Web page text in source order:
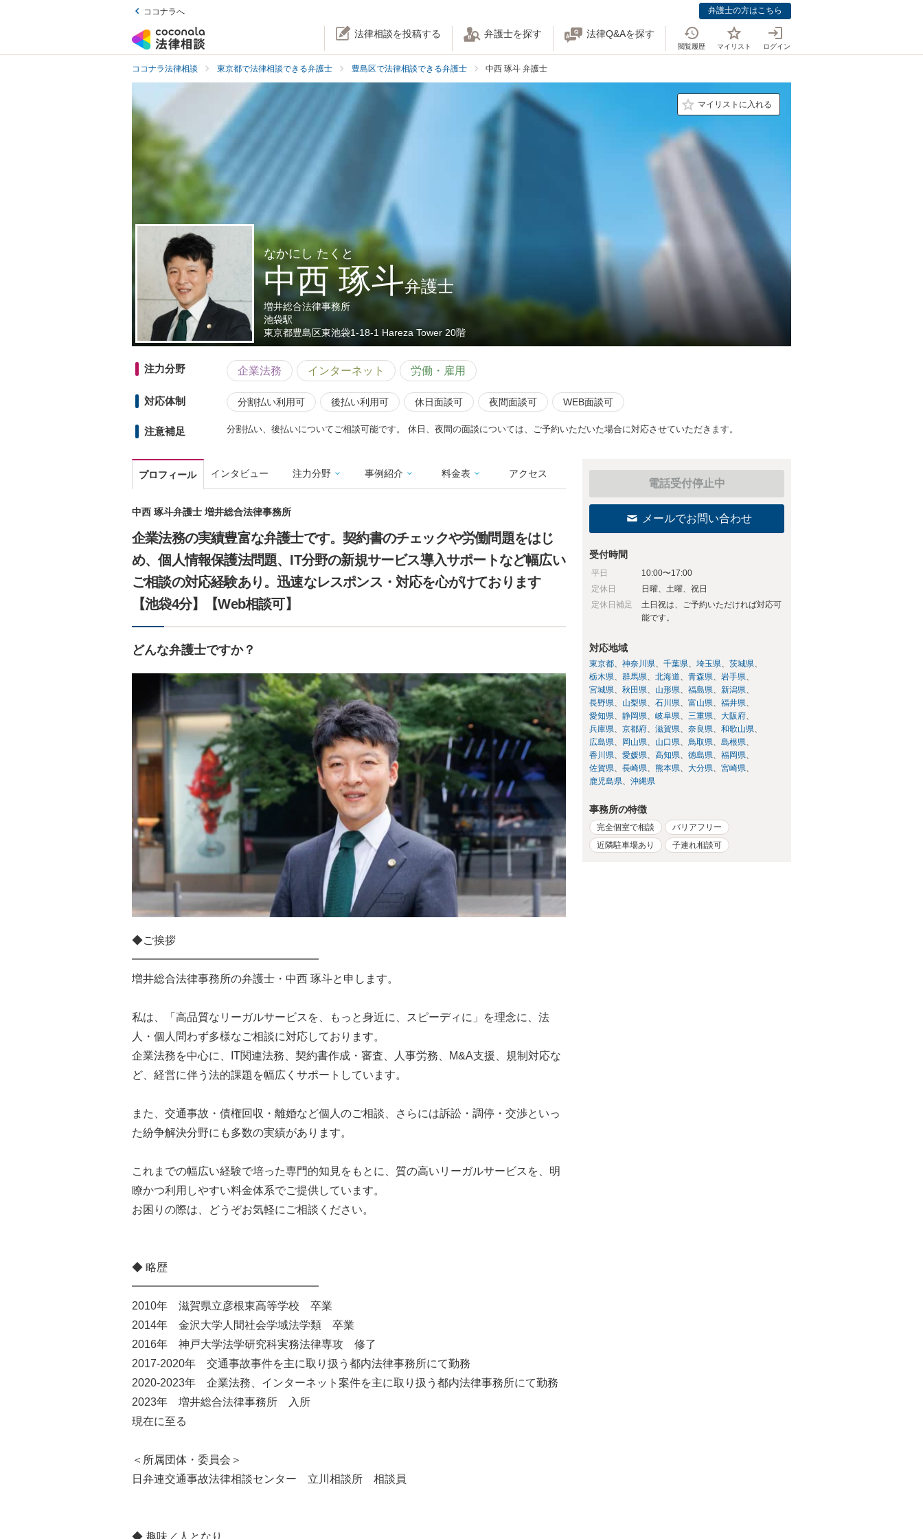
ココナラへ 弁護士の方はこちら
法律相談を投稿する 弁護士を探す 法律Q&Aを探す
閲覧履歴 マイリスト ログイン
ココナラ法律相談 東京都で法律相談できる弁護士 豊島区で法律相談できる弁護士 中西 琢斗 弁護士
マイリストに入れる
なかにし たくと
中西 琢斗弁護士
増井総合法律事務所
池袋駅
東京都豊島区東池袋1-18-1 Hareza Tower 20階
注力分野 企業法務 インターネット 労働・雇用
対応体制 分割払い利用可 後払い利用可 休日面談可 夜間面談可 WEB面談可
注意補足 分割払い、後払いについてご相談可能です。 休日、夜間の面談については、ご予約いただいた場合に対応させていただきます。
プロフィール インタビュー 注力分野 事例紹介 料金表 アクセス
中西 琢斗弁護士 増井総合法律事務所
企業法務の実績豊富な弁護士です。契約書のチェックや労働問題をはじ
め、個人情報保護法問題、IT分野の新規サービス導入サポートなど幅広い
ご相談の対応経験あり。迅速なレスポンス・対応を心がけております
【池袋4分】【Web相談可】
どんな弁護士ですか？
◆ご挨拶
━━━━━━━━━━━━━━━━━
増井総合法律事務所の弁護士・中西 琢斗と申します。
私は、「高品質なリーガルサービスを、もっと身近に、スピーディに」を理念に、法
人・個人問わず多様なご相談に対応しております。
企業法務を中心に、IT関連法務、契約書作成・審査、人事労務、M&A支援、規制対応な
ど、経営に伴う法的課題を幅広くサポートしています。
また、交通事故・債権回収・離婚など個人のご相談、さらには訴訟・調停・交渉といっ
た紛争解決分野にも多数の実績があります。
これまでの幅広い経験で培った専門的知見をもとに、質の高いリーガルサービスを、明
瞭かつ利用しやすい料金体系でご提供しています。
お困りの際は、どうぞお気軽にご相談ください。
◆ 略歴
━━━━━━━━━━━━━━━━━
2010年 滋賀県立彦根東高等学校 卒業
2014年 金沢大学人間社会学域法学類 卒業
2016年 神戸大学法学研究科実務法律専攻 修了
2017-2020年 交通事故事件を主に取り扱う都内法律事務所にて勤務
2020-2023年 企業法務、インターネット案件を主に取り扱う都内法律事務所にて勤務
2023年 増井総合法律事務所 入所
現在に至る
＜所属団体・委員会＞
日弁連交通事故法律相談センター 立川相談所 相談員
◆ 趣味／人となり
電話受付停止中
メールでお問い合わせ
受付時間
平日
10:00〜17:00
定休日
日曜、土曜、祝日
定休日補足
土日祝は、ご予約いただければ対応可
能です。
対応地域
東京都 神奈川県 千葉県 埼玉県
茨城県
栃木県
群馬県 北海道 青森県
岩手県
宮城県
秋田県 山形県 福島県
新潟県
長野県
山梨県 石川県 富山県
福井県
愛知県
静岡県 岐阜県 三重県
大阪府
兵庫県
京都府 滋賀県 奈良県
和歌山県
広島県
岡山県 山口県 鳥取県
島根県
香川県
愛媛県 高知県 徳島県
福岡県
佐賀県
長崎県 熊本県 大分県
宮崎県
鹿児島県
沖縄県
事務所の特徴
完全個室で相談
バリアフリー
近隣駐車場あり
子連れ相談可